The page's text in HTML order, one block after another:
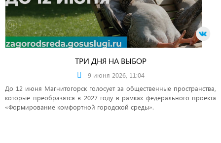
ТРИ ДНЯ НА ВЫБОР
9 июня 2026, 11:04
До 12 июня Магнитогорск голосует за общественные пространства,
которые преобразятся в 2027 году в рамках федерального проекта
«Формирование комфортной городской среды».